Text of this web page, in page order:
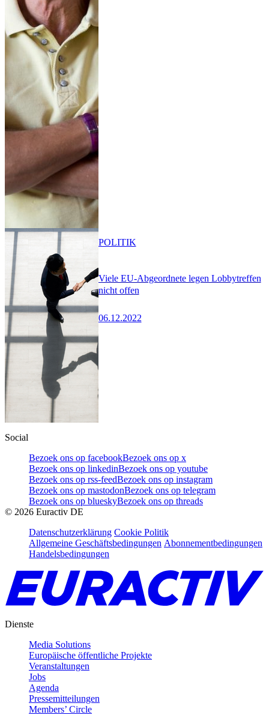
Viele EU-Abgeordnete legen Lobbytreffen
nicht offen
06.12.2022
POLITIK
Social
Bezoek ons op facebookBezoek ons op x
Bezoek ons op linkedinBezoek ons op youtube
Bezoek ons op rss-feedBezoek ons op instagram
Bezoek ons op mastodonBezoek ons op telegram
Bezoek ons op blueskyBezoek ons op threads
© 2026 Euractiv DE
Datenschutzerklärung Cookie Politik
Allgemeine Geschäftsbedingungen Abonnementbedingungen
Handelsbedingungen
Dienste
Media Solutions
Europäische öffentliche Projekte
Veranstaltungen
Jobs
Agenda
Pressemitteilungen
Members’ Circle